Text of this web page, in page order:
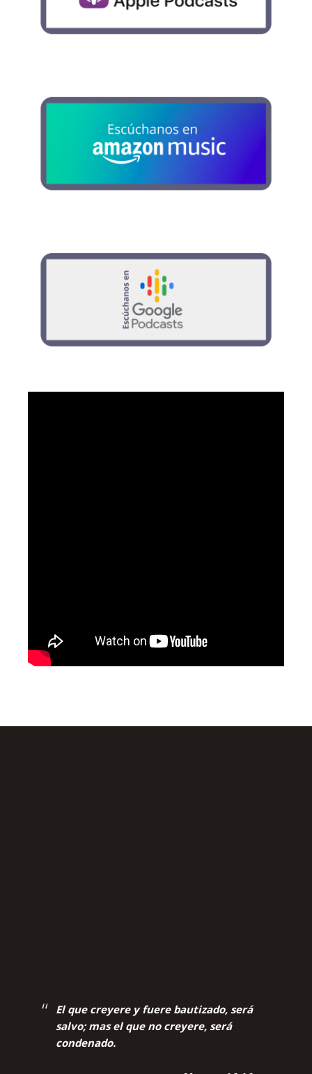
El que creyere y fuere bautizado, será
salvo; mas el que no creyere, será
condenado.